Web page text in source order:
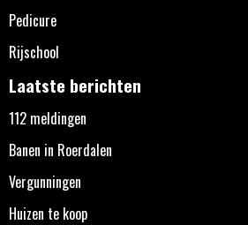
Pedicure
Rijschool
Laatste berichten
112 meldingen
Banen in Roerdalen
Vergunningen
Huizen te koop